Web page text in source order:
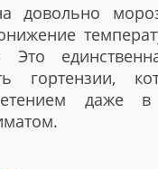
довольно
Это
гортензии,
даже в